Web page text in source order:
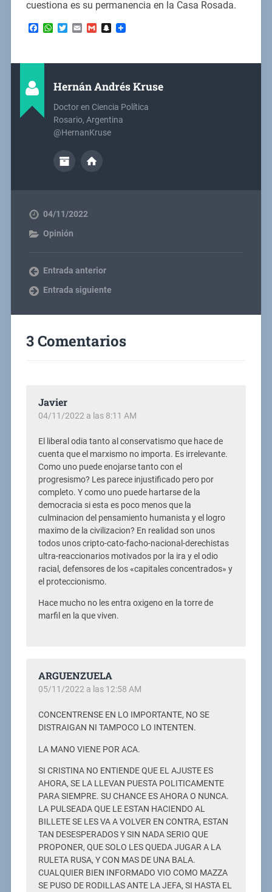
cuestiona es su permanencia en la Casa Rosada.
Facebook
WhatsApp
TwitterEmailGmailSnapchat
Hernán Andrés Kruse
Doctor en Ciencia Política
Rosario, Argentina
@HernanKruse
04/11/2022
Opinión
Entrada anterior
Entrada siguiente
3 Comentarios
Javier
04/11/2022 a las 8:11 AM
El liberal odia tanto al conservatismo que hace de
cuenta que el marxismo no importa. Es irrelevante.
Como uno puede enojarse tanto con el
progresismo? Les parece injustificado pero por
completo. Y como uno puede hartarse de la
democracia si esta es poco menos que la
culminacion del pensamiento humanista y el logro
maximo de la civilizacion? En realidad son unos
todos unos cripto-cato-facho-nacional-derechistas
ultra-reaccionarios motivados por la ira y el odio
racial, defensores de los «capitales concentrados» y
el proteccionismo.
Hace mucho no les entra oxigeno en la torre de
marfil en la que viven.
ARGUENZUELA
05/11/2022 a las 12:58 AM
CONCENTRENSE EN LO IMPORTANTE, NO SE
DISTRAIGAN NI TAMPOCO LO INTENTEN.
LA MANO VIENE POR ACA.
SI CRISTINA NO ENTIENDE QUE EL AJUSTE ES
AHORA, SE LA LLEVAN PUESTA POLITICAMENTE
PARA SIEMPRE. SU CHANCE ES AHORA O NUNCA.
LA PULSEADA QUE LE ESTAN HACIENDO AL
BILLETE SE LES VA A VOLVER EN CONTRA, ESTAN
TAN DESESPERADOS Y SIN NADA SERIO QUE
PROPONER, QUE SOLO LES QUEDA JUGAR A LA
RULETA RUSA, Y CON MAS DE UNA BALA.
CUALQUIER BIEN INFORMADO VIO COMO MAZZA
SE PUSO DE RODILLAS ANTE LA JEFA, SI HASTA EL